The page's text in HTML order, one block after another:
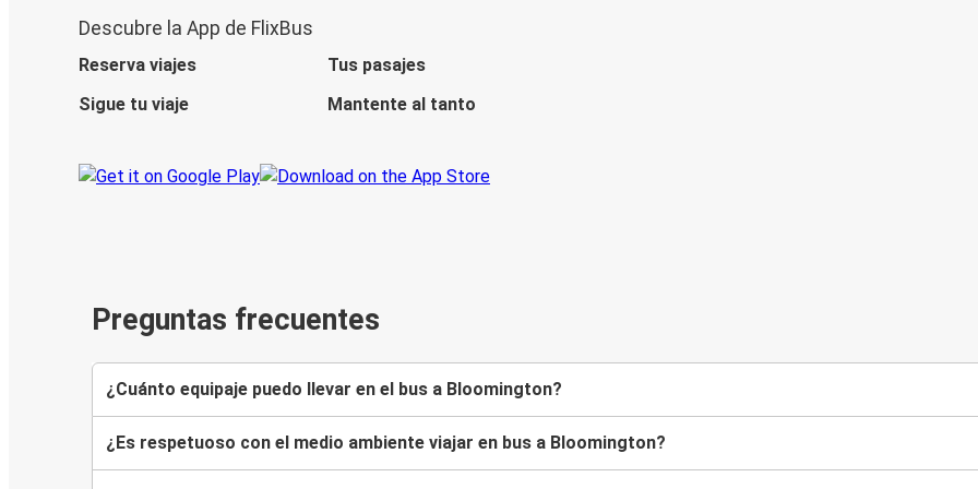
Descubre la App de FlixBus
Reserva viajes
Tus pasajes
Sigue tu viaje
Mantente al tanto
Preguntas frecuentes
¿Cuánto equipaje puedo llevar en el bus a Bloomington?
¿Es respetuoso con el medio ambiente viajar en bus a Bloomington?